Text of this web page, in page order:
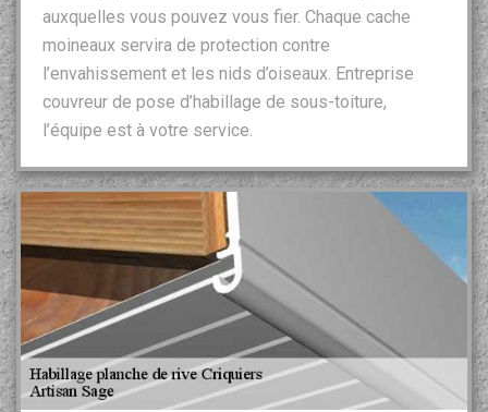
auxquelles vous pouvez vous fier. Chaque cache
moineaux servira de protection contre
l’envahissement et les nids d’oiseaux. Entreprise
couvreur de pose d’habillage de sous-toiture,
l’équipe est à votre service.